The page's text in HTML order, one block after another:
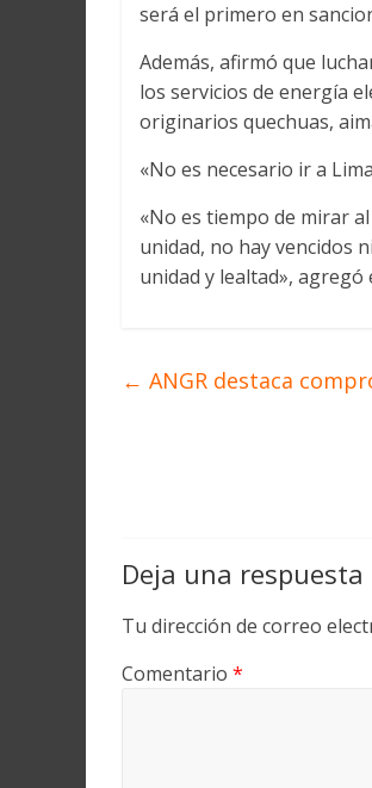
será el primero en
Además, afirmó que
los servicios de energía
originarios quechuas,
«No es necesario ir a
«No es tiempo de mirar
unidad, no hay vencidos
unidad y lealtad», agregó
← ANGR destaca
Deja una respuesta
Tu dirección de correo
Comentario *